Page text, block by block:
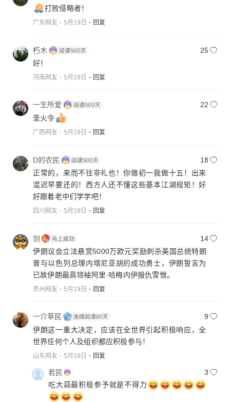
打败侵略者！
广东网友 5月19日 回复
朽木
25
好！
河南网友 5月19日 回复
一生所爱
22
圣火令
广西网友 5月19日 回复
D的农民
18
正常的，来而不往非礼也！你做初一我做十五！出来
混迟早要还的！西方人还不懂这些基本江湖规矩！好
好跟着老中们学学吧！
四川网友 5月19日 回复
剑
14
伊朗议会立法悬赏5000万欧元奖励刺杀美国总统特朗
普与以色列总理内塔尼亚胡的成功勇士，伊朗誓言为
已故伊朗最高领袖阿里·哈梅内伊报仇雪恨。
贵州网友 5月19日 回复
一介草民
9
伊朗这一重大决定，应该在全世界引起积极响应，全
世界任何个人及组织都应积极参与！
山东网友 5月19日 回复
若民
3
吃大蒜最积极参予就是不得力